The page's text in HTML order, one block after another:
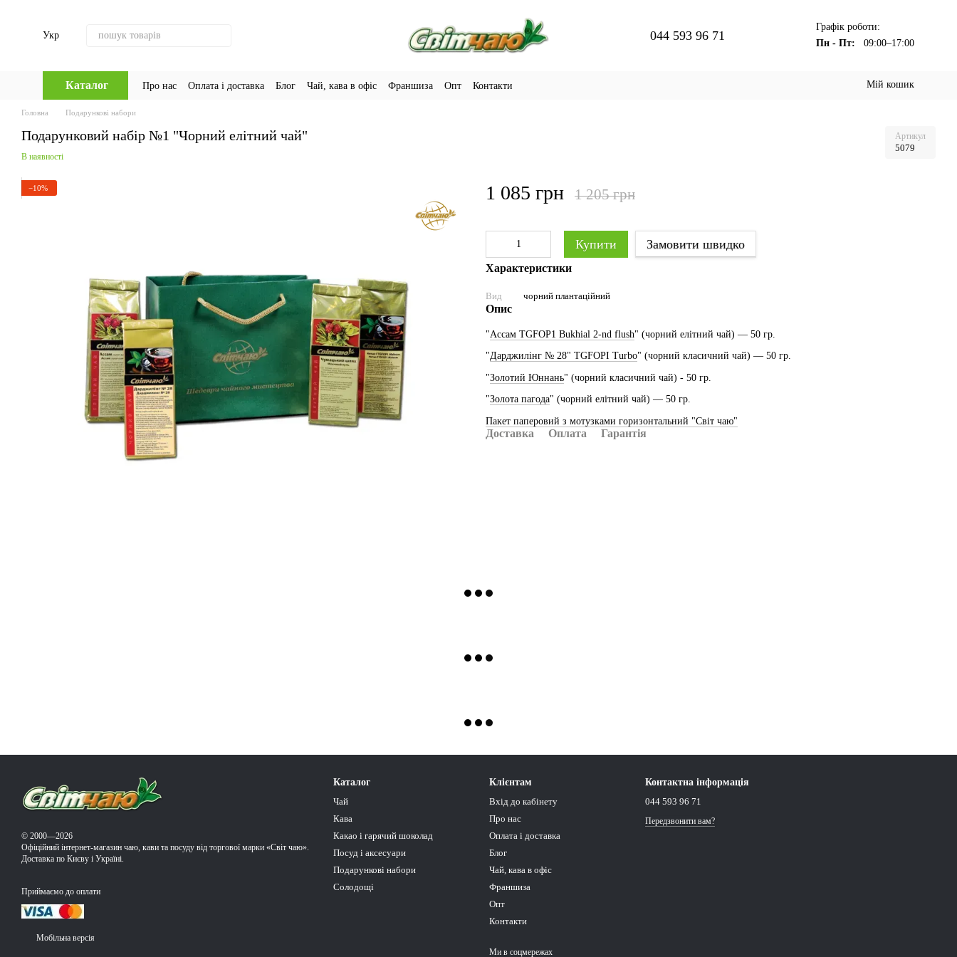
Укр 044 593 96 71
Графік роботи:
Пн - Пт:
09:00–17:00
Каталог Про нас Оплата і доставка Блог Чай, кава в офіс Франшиза Опт Контакти Мій кошик
Головна Подарункові набори
Подарунковий набір №1 "Чорний елітний чай" Артикул
5079
В наявності
−10% 1 085 грн 1 205 грн
Купити Замовити швидко
Характеристики
Вид чорний плантаційний
Опис
"Ассам TGFOP1 Bukhial 2-nd flush" (чорний елітний чай) ― 50 гр.
"Дарджилінг № 28" TGFOPI Turbo" (чорний класичний чай) ― 50 гр.
"Золотий Юннань" (чорний класичний чай) - 50 гр.
"Золота пагода" (чорний елітний чай) ― 50 гр.
Пакет паперовий з мотузками горизонтальний "Світ чаю"
Доставка Оплата Гарантія
© 2000—2026
Офіційний інтернет-магазин чаю, кави та посуду від торгової марки «Світ чаю».
Доставка по Києву і Україні.
Приймаємо до оплати
Мобільна версія
Каталог
Чай
Кава
Какао і гарячий шоколад
Посуд і аксесуари
Подарункові набори
Солодощі
Клієнтам
Вхід до кабінету
Про нас
Оплата і доставка
Блог
Чай, кава в офіс
Франшиза
Опт
Контакти
Ми в соцмережах
Контактна інформація
044 593 96 71
Передзвонити вам?